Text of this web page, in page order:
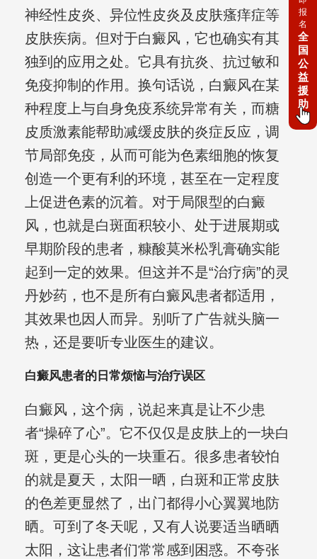
神经性皮炎、异位性皮炎及皮肤瘙痒症等
皮肤疾病。但对于白癜风，它也确实有其
独到的应用之处。它具有抗炎、抗过敏和
免疫抑制的作用。换句话说，白癜风在某
种程度上与自身免疫系统异常有关，而糖
皮质激素能帮助减缓皮肤的炎症反应，调
节局部免疫，从而可能为色素细胞的恢复
创造一个更有利的环境，甚至在一定程度
上促进色素的沉着。对于局限型的白癜
风，也就是白斑面积较小、处于进展期或
早期阶段的患者，糠酸莫米松乳膏确实能
起到一定的效果。但这并不是“治疗病”的灵
丹妙药，也不是所有白癜风患者都适用，
其效果也因人而异。别听了广告就头脑一
热，还是要听专业医生的建议。
白癜风患者的日常烦恼与治疗误区
白癜风，这个病，说起来真是让不少患
者“操碎了心”。它不仅仅是皮肤上的一块白
斑，更是心头的一块重石。很多患者较怕
的就是夏天，太阳一晒，白斑和正常皮肤
的色差更显然了，出门都得小心翼翼地防
晒。可到了冬天呢，又有人说要适当晒晒
太阳，这让患者们常常感到困惑。不夸张
报
名
全
国
公
益
援
助